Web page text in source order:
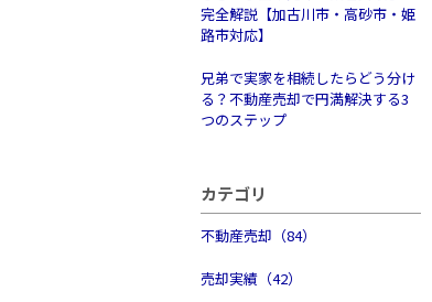
完全解説【加古川市・高砂市・姫
路市対応】
兄弟で実家を相続したらどう分け
る？不動産売却で円満解決する3
つのステップ
カテゴリ
不動産売却（84）
売却実績（42）